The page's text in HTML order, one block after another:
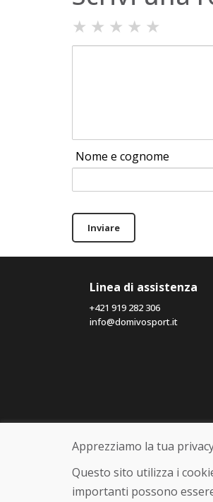
★ ★ ★ ★ ★
Nome e cognome
Inviare
Linea di assistenza
+421 919 282 306
info@domivosport.it
Apprezziamo la tua
Questo sito utilizza i
importanti possono